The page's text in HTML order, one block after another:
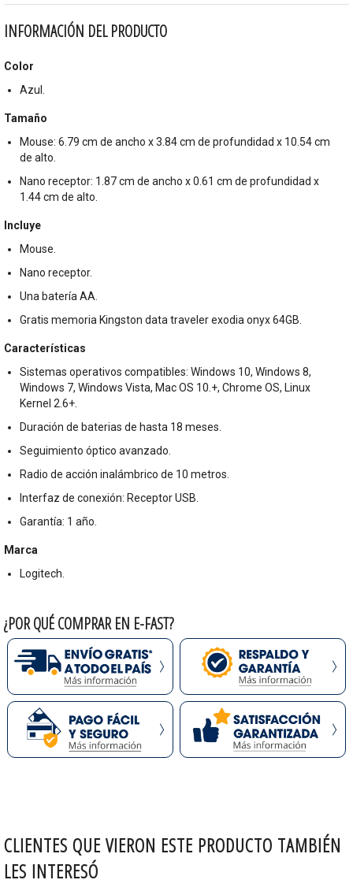
INFORMACIÓN DEL PRODUCTO
Color
Azul.
Tamaño
Mouse: 6.79 cm de ancho x 3.84 cm de profundidad x 10.54 cm
de alto.
Nano receptor: 1.87 cm de ancho x 0.61 cm de profundidad x
1.44 cm de alto.
Incluye
Mouse.
Nano receptor.
Una batería AA.
Gratis memoria Kingston data traveler exodia onyx 64GB.
Características
Sistemas operativos compatibles: Windows 10, Windows 8,
Windows 7, Windows Vista, Mac OS 10.+, Chrome OS, Linux
Kernel 2.6+.
Duración de baterias de hasta 18 meses.
Seguimiento óptico avanzado.
Radio de acción inalámbrico de 10 metros.
Interfaz de conexión: Receptor USB.
Garantía: 1 año.
Marca
Logitech.
¿POR QUÉ COMPRAR EN E-FAST?
CLIENTES QUE VIERON ESTE PRODUCTO TAMBIÉN
LES INTERESÓ